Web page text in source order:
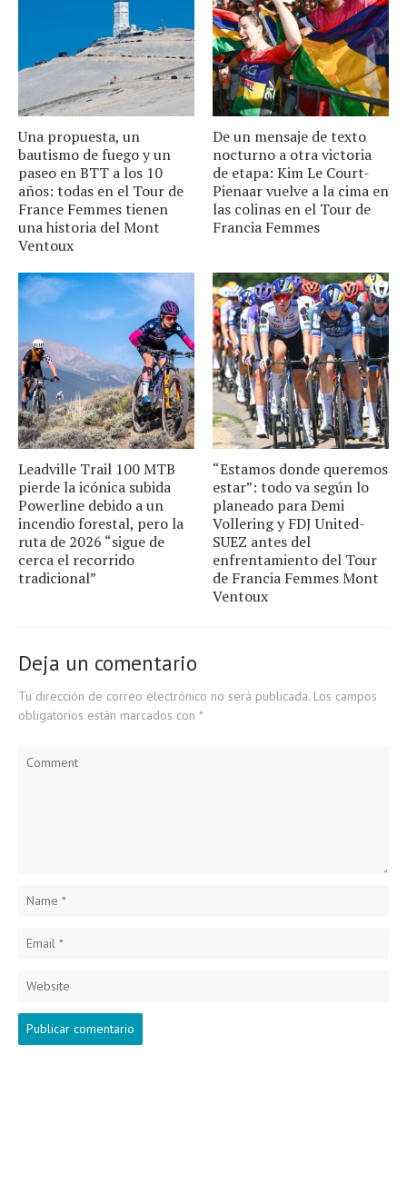
Una propuesta, un
bautismo de fuego y un
paseo en BTT a los 10
años: todas en el Tour de
France Femmes tienen
una historia del Mont
Ventoux
De un mensaje de texto
nocturno a otra victoria
de etapa: Kim Le Court-
Pienaar vuelve a la cima en
las colinas en el Tour de
Francia Femmes
Leadville Trail 100 MTB
pierde la icónica subida
Powerline debido a un
incendio forestal, pero la
ruta de 2026 “sigue de
cerca el recorrido
tradicional”
“Estamos donde queremos
estar”: todo va según lo
planeado para Demi
Vollering y FDJ United-
SUEZ antes del
enfrentamiento del Tour
de Francia Femmes Mont
Ventoux
Deja un comentario
Tu dirección de correo electrónico no será publicada. Los campos
obligatorios están marcados con *